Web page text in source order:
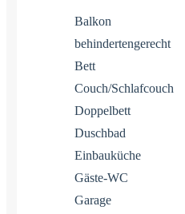
Balkon
behindertengerecht
Bett
Couch/Schlafcouch
Doppelbett
Duschbad
Einbauküche
Gäste-WC
Garage